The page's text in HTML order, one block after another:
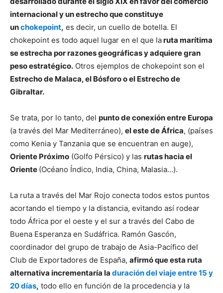
internacional y un estrecho que constituye
unchokepoint, es decir, un cuello de botella. El
chokepoint es todo aquel lugar en el que laruta marítima
se estrecha por razones geográficas y adquiere gran
peso estratégico. Otros ejemplos de chokepoint son el
Estrecho de Malaca, el Bósforo o el Estrecho de
Gibraltar.
Se trata, por lo tanto, del punto de conexión entre Europa
(a través del Mar Mediterráneo), el este de África, (países
como Kenia y Tanzania que se encuentran en auge),
Oriente Próximo (Golfo Pérsico) y las rutas hacia el
Oriente (Océano Índico, India, China, Malasia…).
La ruta a través del Mar Rojo conecta todos estos puntos
acortando el tiempo y la distancia, evitando así rodear
todo África por el oeste y el sur a través del Cabo de
Buena Esperanza en Sudáfrica. Ramón Gascón,
coordinador del grupo de trabajo de Asia-Pacífico del
Club de Exportadores de España, afirmó que esta ruta
alternativa incrementaría la duración del viaje entre 15 y
20 días, todo ello en función de la procedencia y la